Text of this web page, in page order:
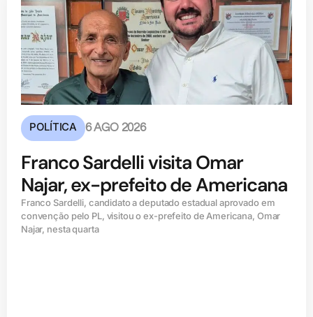
POLÍTICA 6 AGO 2026
Franco Sardelli visita Omar
Najar, ex-prefeito de Americana
Franco Sardelli, candidato a deputado estadual aprovado em
convenção pelo PL, visitou o ex-prefeito de Americana, Omar
Najar, nesta quarta